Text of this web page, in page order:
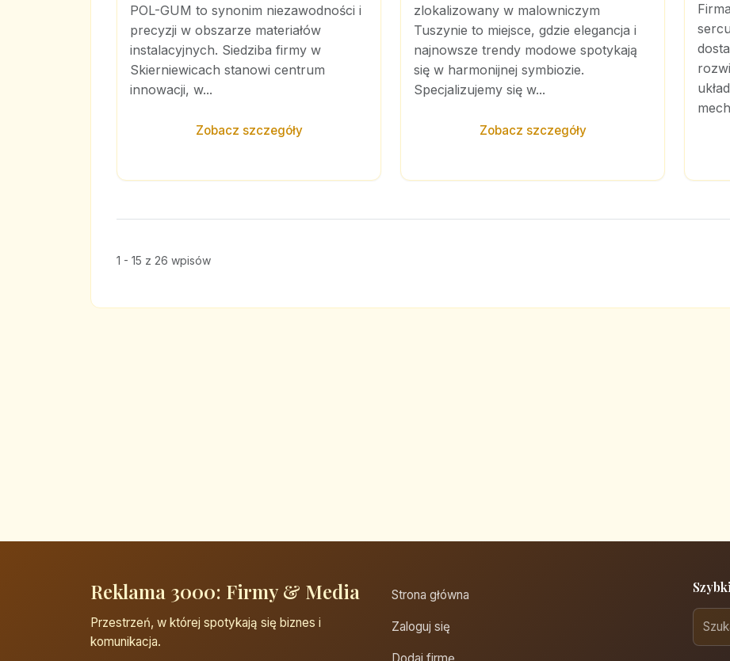
POL-GUM to synonim niezawodności i
precyzji w obszarze materiałów
instalacyjnych. Siedziba firmy w
Skierniewicach stanowi centrum
innowacji, w...
Zobacz szczegóły
zlokalizowany w malowniczym
Tuszynie to miejsce, gdzie elegancja i
najnowsze trendy modowe spotykają
się w harmonijnej symbiozie.
Specjalizujemy się w...
Zobacz szczegóły
1 - 15 z 26 wpisów
Reklama 3000: Firmy & Media
Przestrzeń, w której spotykają się biznes i
komunikacja.
Strona główna
Zaloguj się